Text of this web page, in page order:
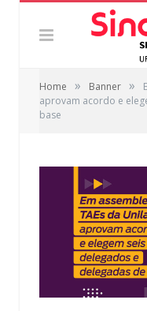
Home » Banner »
aprovam acordo e
base